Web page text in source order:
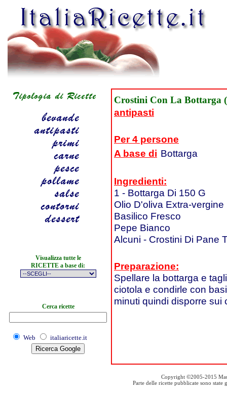
Visualizza tutte le
RICETTE a base di:
Cerca ricette
Web italiaricette.it
Crostini Con La Bottarga
antipasti
Per 4 persone
A base di Bottarga
Ingredienti:
1 - Bottarga Di 150 G
Olio D'oliva Extra-vergine
Basilico Fresco
Pepe Bianco
Alcuni - Crostini Di Pane
Preparazione:
Spellare la bottarga e
ciotola e condirle con
minuti quindi disporre sui
Copyright ©2005-2015
Parte delle ricette pubblicate sono state